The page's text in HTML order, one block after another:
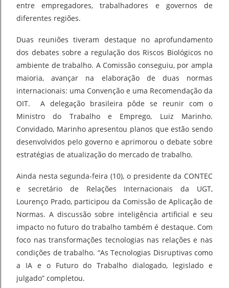
entre empregadores, trabalhadores e governos de
diferentes regiões.
Duas reuniões tiveram destaque no aprofundamento
dos debates sobre a regulação dos Riscos Biológicos no
ambiente de trabalho. A Comissão conseguiu, por ampla
maioria, avançar na elaboração de duas normas
internacionais: uma Convenção e uma Recomendação da
OIT. A delegação brasileira pôde se reunir com o
Ministro do Trabalho e Emprego, Luiz Marinho.
Convidado, Marinho apresentou planos que estão sendo
desenvolvidos pelo governo e aprimorou o debate sobre
estratégias de atualização do mercado de trabalho.
Ainda nesta segunda-feira (10), o presidente da CONTEC
e secretário de Relações Internacionais da UGT,
Lourenço Prado, participou da Comissão de Aplicação de
Normas. A discussão sobre inteligência artificial e seu
impacto no futuro do trabalho também é destaque. Com
foco nas transformações tecnologias nas relações e nas
condições de trabalho. “As Tecnologias Disruptivas como
a IA e o Futuro do Trabalho dialogado, legislado e
julgado” completou.